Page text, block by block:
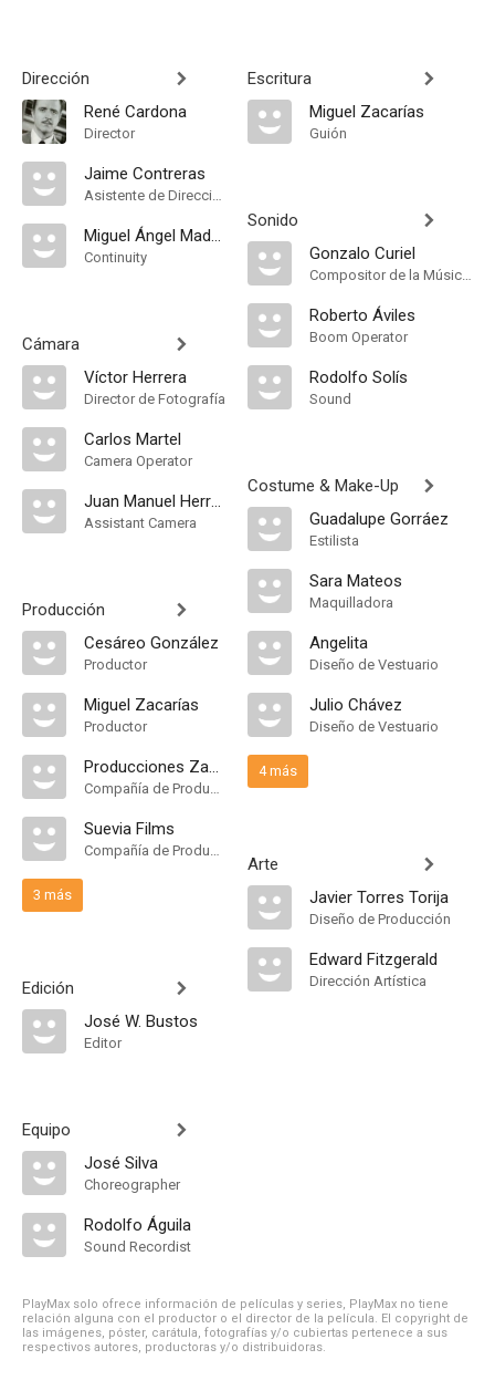
Dirección
René Cardona
Director
Jaime Contreras
Asistente de Dirección
Miguel Ángel Madrigal
Continuity
Cámara
Víctor Herrera
Director de Fotografía
Carlos Martel
Camera Operator
Juan Manuel Herrera
Assistant Camera
Producción
Cesáreo González
Productor
Miguel Zacarías
Productor
Producciones Zacarías S.A. de C.V
Compañía de Produccion
Suevia Films
Compañía de Produccion
3 más
Edición
José W. Bustos
Editor
Equipo
José Silva
Choreographer
Rodolfo Águila
Sound Recordist
Escritura
Miguel Zacarías
Guión
Sonido
Gonzalo Curiel
Compositor de la Música Original, Música
Roberto Áviles
Boom Operator
Rodolfo Solís
Sound
Costume & Make-Up
Guadalupe Gorráez
Estilista
Sara Mateos
Maquilladora
Angelita
Diseño de Vestuario
Julio Chávez
Diseño de Vestuario
4 más
Arte
Javier Torres Torija
Diseño de Producción
Edward Fitzgerald
Dirección Artística
PlayMax solo ofrece información de películas y series, PlayMax no tiene
relación alguna con el productor o el director de la película. El copyright de
las imágenes, póster, carátula, fotografías y/o cubiertas pertenece a sus
respectivos autores, productoras y/o distribuidoras.